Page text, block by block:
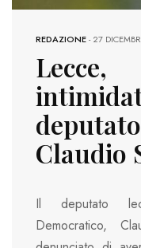
REDAZIONE-27
Claudio
Il deputato
Democratico,